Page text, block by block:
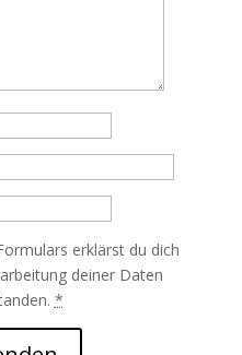
erklärst du dich
deiner Daten
*